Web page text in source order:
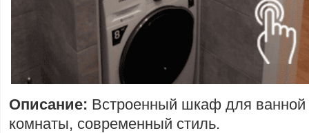
Описание: Встроенный шкаф для ванной
комнаты, современный стиль.